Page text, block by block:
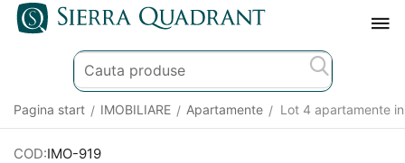
Pagina start / IMOBILIARE / Apartamente / Lot 4 apartamente
COD:IMO-919